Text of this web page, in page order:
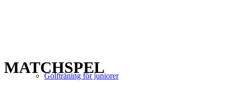
Golfträning för juniorer
MATCHSPEL